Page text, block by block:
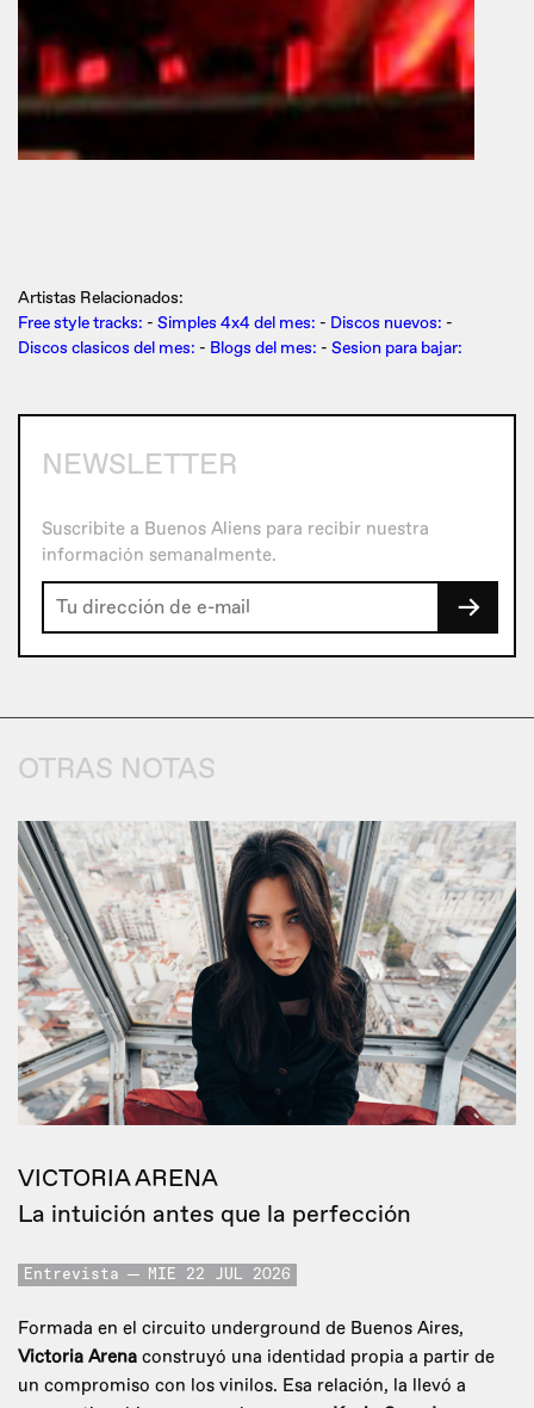
Artistas Relacionados:
Free style tracks: - Simples 4x4 del mes: - Discos nuevos: -
Discos clasicos del mes: - Blogs del mes: - Sesion para bajar:
NEWSLETTER
Suscribite a Buenos Aliens para recibir nuestra
información semanalmente.
→
OTRAS NOTAS
VICTORIA ARENA
La intuición antes que la perfección
Entrevista MIE 22 JUL 2026
Formada en el circuito underground de Buenos Aires,
Victoria Arena construyó una identidad propia a partir de
un compromiso con los vinilos. Esa relación, la llevó a